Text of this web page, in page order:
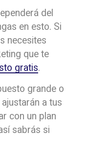
del
en esto. Si
necesites
que te
gratis.
grande o
a tus
con un plan
sabrás si